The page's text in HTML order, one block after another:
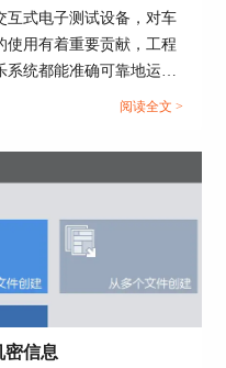
再也不用手动打字录
料、学生整理笔记，
根据自己的需求，挑
互式电子测试设备，对车
使用有着重要贡献，工程
系统都能准确可靠地运
程，大众测试工程师引进
阅读全文 >
密信息